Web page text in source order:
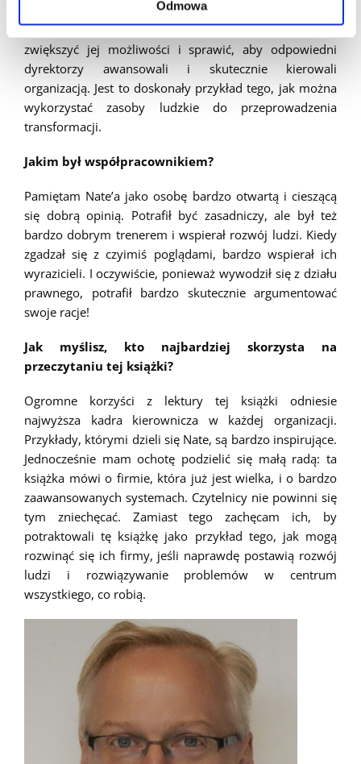
Odmowa
Musieliśmy szybko rozwijać ludzi, a Nate włożył wiele
wysiłku w HR w naszej centrali. Wszystko po to, aby
zwiększyć jej możliwości i sprawić, aby odpowiedni
dyrektorzy awansowali i skutecznie kierowali
organizacją. Jest to doskonały przykład tego, jak można
wykorzystać zasoby ludzkie do przeprowadzenia
transformacji.
Jakim był współpracownikiem?
Pamiętam Nate’a jako osobę bardzo otwartą i cieszącą
się dobrą opinią. Potrafił być zasadniczy, ale był też
bardzo dobrym trenerem i wspierał rozwój ludzi. Kiedy
zgadzał się z czyimiś poglądami, bardzo wspierał ich
wyrazicieli. I oczywiście, ponieważ wywodził się z działu
prawnego, potrafił bardzo skutecznie argumentować
swoje racje!
Jak myślisz, kto najbardziej skorzysta na
przeczytaniu tej książki?
Ogromne korzyści z lektury tej książki odniesie
najwyższa kadra kierownicza w każdej organizacji.
Przykłady, którymi dzieli się Nate, są bardzo inspirujące.
Jednocześnie mam ochotę podzielić się małą radą: ta
książka mówi o firmie, która już jest wielka, i o bardzo
zaawansowanych systemach. Czytelnicy nie powinni się
tym zniechęcać. Zamiast tego zachęcam ich, by
potraktowali tę książkę jako przykład tego, jak mogą
rozwinąć się ich firmy, jeśli naprawdę postawią rozwój
ludzi i rozwiązywanie problemów w centrum
wszystkiego, co robią.